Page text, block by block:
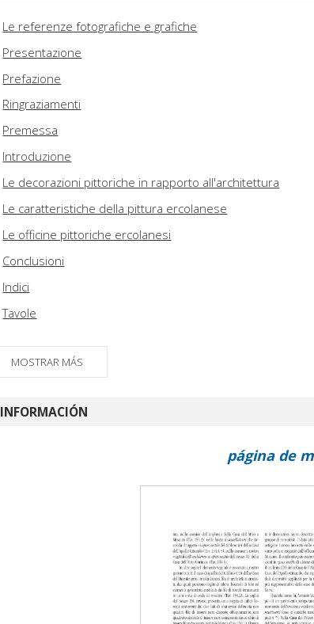
Le referenze fotografiche e grafiche
Presentazione
Prefazione
Ringraziamenti
Premessa
Introduzione
Le decorazioni pittoriche in rapporto all'architettura
Le caratteristiche della pittura ercolanese
Le officine pittoriche ercolanesi
Conclusioni
Indici
Tavole
MOSTRAR MÁS
INFORMACIÓN
página de